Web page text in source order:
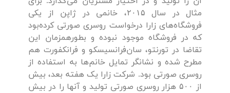
مثال در سال ۲۰۱۵، خانمی در ژاپن از یکی
فروشگاه‌های زارا درخواست روسری صورتی کرده‌بود
که در فروشگاه‌ موجود نبوده و بطور‌همزمان این
تقاضا در تورنتو، سا‌‌ن‌فرانسیسکو و فرانکفورت هم
مطرح شده و نشانگر تمایل خانم‌ها به استفاده از
روسری صورتی بود. شرکت زارا یک هفته بعد، بیش
از ۵۰۰ هزار روسری صورتی تولید و آنها را در بیش